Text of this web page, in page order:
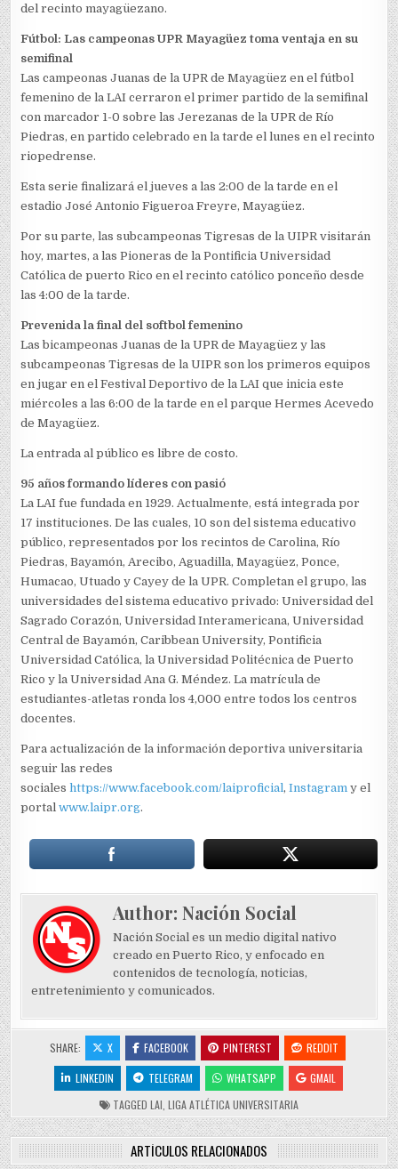
del recinto mayagüezano.
Fútbol: Las campeonas UPR Mayagüez toma ventaja en su
semifinal
Las campeonas Juanas de la UPR de Mayagüez en el fútbol
femenino de la LAI cerraron el primer partido de la semifinal
con marcador 1-0 sobre las Jerezanas de la UPR de Río
Piedras, en partido celebrado en la tarde el lunes en el recinto
riopedrense.
Esta serie finalizará el jueves a las 2:00 de la tarde en el
estadio José Antonio Figueroa Freyre, Mayagüez.
Por su parte, las subcampeonas Tigresas de la UIPR visitarán
hoy, martes, a las Pioneras de la Pontificia Universidad
Católica de puerto Rico en el recinto católico ponceño desde
las 4:00 de la tarde.
Prevenida la final del softbol femenino
Las bicampeonas Juanas de la UPR de Mayagüez y las
subcampeonas Tigresas de la UIPR son los primeros equipos
en jugar en el Festival Deportivo de la LAI que inicia este
miércoles a las 6:00 de la tarde en el parque Hermes Acevedo
de Mayagüez.
La entrada al público es libre de costo.
95 años formando líderes con pasió
La LAI fue fundada en 1929. Actualmente, está integrada por
17 instituciones. De las cuales, 10 son del sistema educativo
público, representados por los recintos de Carolina, Río
Piedras, Bayamón, Arecibo, Aguadilla, Mayagüez, Ponce,
Humacao, Utuado y Cayey de la UPR. Completan el grupo, las
universidades del sistema educativo privado: Universidad del
Sagrado Corazón, Universidad Interamericana, Universidad
Central de Bayamón, Caribbean University, Pontificia
Universidad Católica, la Universidad Politécnica de Puerto
Rico y la Universidad Ana G. Méndez. La matrícula de
estudiantes-atletas ronda los 4,000 entre todos los centros
docentes.
Para actualización de la información deportiva universitaria
seguir las redes
socialeshttps://www.facebook.com/laiproficial ,Instagram y el
portalwww.laipr.org.
Author:Nación Social
Nación Social es un medio digital nativo
creado en Puerto Rico, y enfocado en
contenidos de tecnología, noticias,
entretenimiento y comunicados.
SHARE: X FACEBOOK PINTEREST
REDDIT
LINKEDIN
TELEGRAM WHATSAPP
GMAIL
TAGGED LAI LIGA ATLÉTICA UNIVERSITARIA
ARTÍCULOS RELACIONADOS